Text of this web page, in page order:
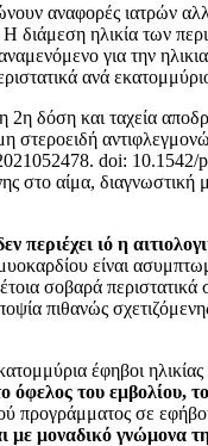
αναφορές ιατρών
Η διάμεση ηλικία των
για την
ανά
δόση και ταχεία
doi:
αίμα, διαγνωστική
ιό η
είναι
σοβαρά
πιθανώς
έφηβοι
όφελος του εμβολίου,
προγράμματος σε
με μοναδικό γνώμονα